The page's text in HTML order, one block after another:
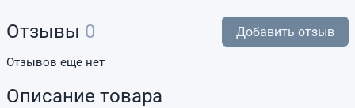
Отзывы 0 Добавить отзыв
Отзывов еще нет
Описание товара